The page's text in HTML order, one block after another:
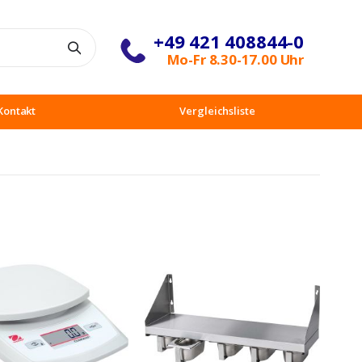
+49 421 408844-0
Mo-Fr 8.30-17.00 Uhr
Vergleichsliste